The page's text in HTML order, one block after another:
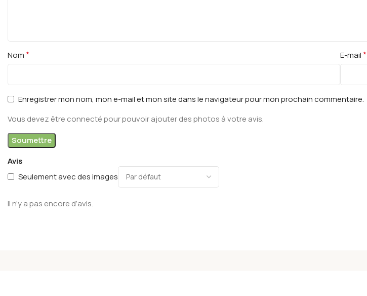
Avis
Seulement avec des images
Il n’y a pas encore d’avis.
Nom* E-mail*
Enregistrer mon nom, mon e-mail et mon site dans le navigateur pour mon prochain commentaire.
Vous devez être connecté pour pouvoir ajouter des photos à votre avis.